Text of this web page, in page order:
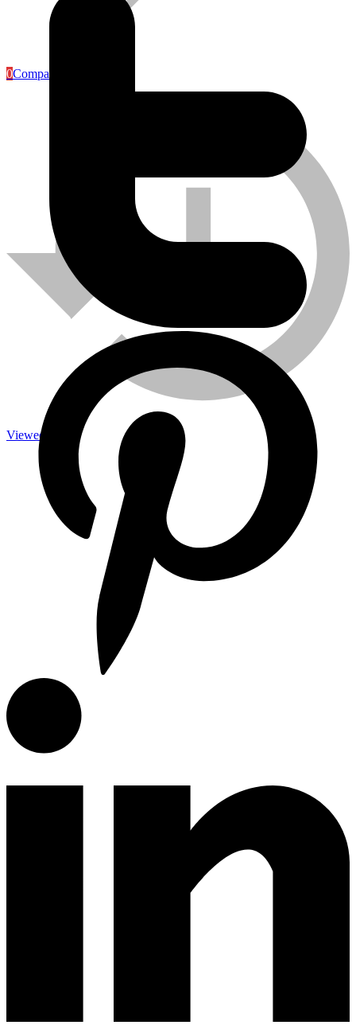
Traitement de l’eau
Caméra de surveillance
0Compare
Viewed